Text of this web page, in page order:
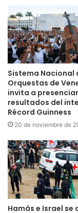
Sistema Nacional
Orquestas de
invita a presenciar
resultados del
Récord Guinness
20 de noviembre de
Hamás e Israel se